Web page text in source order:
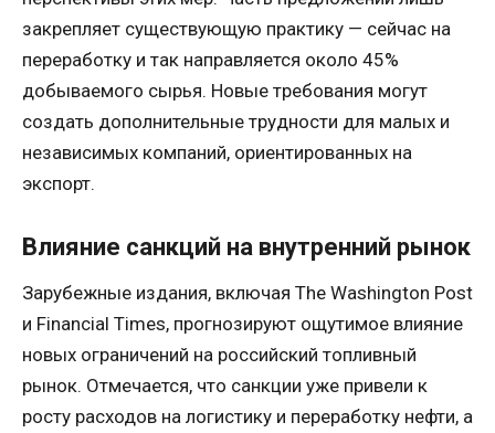
закрепляет существующую практику — сейчас на
переработку и так направляется около 45%
добываемого сырья. Новые требования могут
создать дополнительные трудности для малых и
независимых компаний, ориентированных на
экспорт.
Влияние санкций на внутренний рынок
Зарубежные издания, включая The Washington Post
и Financial Times, прогнозируют ощутимое влияние
новых ограничений на российский топливный
рынок. Отмечается, что санкции уже привели к
росту расходов на логистику и переработку нефти, а